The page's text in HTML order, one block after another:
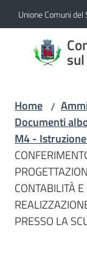
Vai al contenuto
Vai alla
Vai al footer
Unione Comuni del
di San
Panaro
Menu
Novità
Home /
Documenti
M4 -
CONTABILITÀ
PRESSO LA